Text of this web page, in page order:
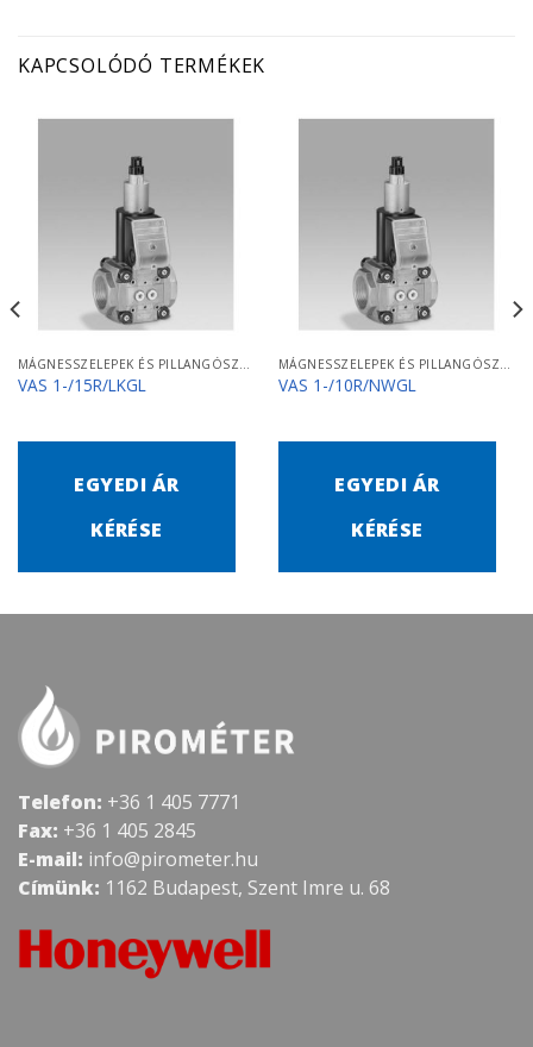
KAPCSOLÓDÓ TERMÉKEK
MÁGNESSZELEPEK ÉS PILLANGÓSZELEPEK
VAS 1-/15R/LKGL
EGYEDI ÁR
KÉRÉSE
MÁGNESSZELEPEK ÉS PILLANGÓSZELEPEK
VAS 1-/10R/NWGL
EGYEDI ÁR
KÉRÉSE
Telefon: +36 1 405 7771
Fax: +36 1 405 2845
E-mail: info@pirometer.hu
Címünk: 1162 Budapest, Szent Imre u. 68